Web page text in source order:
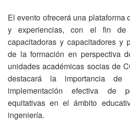
El evento ofrecerá una plataforma
y experiencias, con el fin
capacitadoras y capacitadores y
de la formación en perspectiva
unidades académicas socias de
destacará la importancia
implementación efectiva de
equitativas en el ámbito
ingeniería.